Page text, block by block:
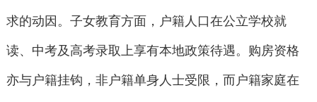
求的动因。子女教育方面，户籍人口在公立学校就
读、中考及高考录取上享有本地政策待遇。购房资格
亦与户籍挂钩，非户籍单身人士受限，而户籍家庭在